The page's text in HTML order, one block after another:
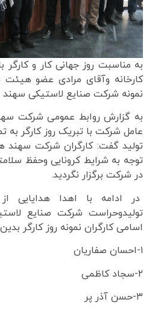
به مناسبت روز جهانی کار و کارگر
کارخانه وآقای مرادی عضو هیئت
نمونه شرکت صنایع لاستیکی سهند
به گزارش روابط عمومی شرکت
عامل شرکت با تبریک روز کارگر به
تولید گفت: کارگران شرکت سهند
توجه به شرایط کرونایی وحفظ
در شرکت برگزار نگردید.
در ادامه با اهدا هدایایی
تولیدوحراست شرکت صنایع
اسامی کارگران نمونه روز کارگر
۱-احسان صفاریان
۲-سجاد کاظمی
۳-حسن آذر پر